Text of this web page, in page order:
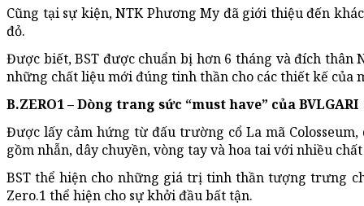
Cũng tại sự kiện, NTK Phương My đã giới thiệu đến
đỏ.
Được biết, BST được chuẩn bị hơn 6 tháng và đích thân
những chất liệu mới đúng tinh thần cho các thiết kế của
B.ZERO1 – Dòng trang sức “must have” của BVLGARI
Được lấy cảm hứng từ đấu trường cổ La mã
gồm nhẫn, dây chuyền, vòng tay và hoa tai với nhiều
BST thể hiện cho những giá trị tinh thần tượng trưng
Zero.1 thể hiện cho sự khởi đầu bất tận.